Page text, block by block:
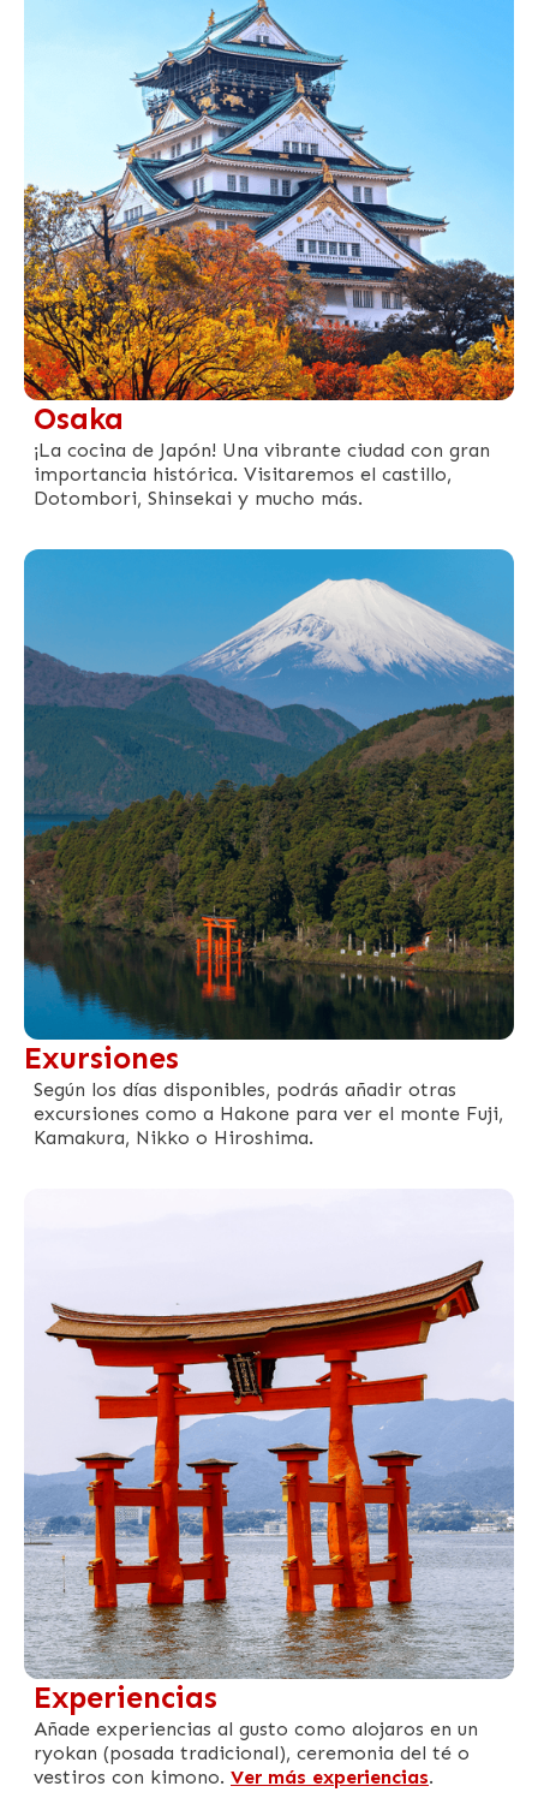
Osaka
¡La cocina de Japón! Una vibrante ciudad con gran
importancia histórica. Visitaremos el castillo,
Dotombori, Shinsekai y mucho más.
Exursiones
Según los días disponibles, podrás añadir otras
excursiones como a Hakone para ver el monte Fuji,
Kamakura, Nikko o Hiroshima.
Experiencias
Añade experiencias al gusto como alojaros en un
ryokan (posada tradicional), ceremonia del té o
vestiros con kimono. Ver más experiencias.